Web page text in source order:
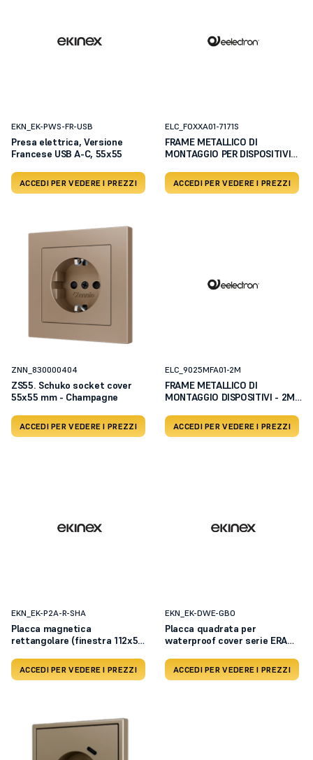
EKN_EK-PWS-FR-USB
Presa elettrica, Versione
Francese USB A-C, 55x55
ACCEDI PER VEDERE I PREZZI
ELC_FOXXA01-7171S
FRAME METALLICO DI
MONTAGGIO PER DISPOSITIVI
ACCEDI PER VEDERE I PREZZI
ZNN_830000404
ZS55. Schuko socket cover
55x55 mm - Champagne
ACCEDI PER VEDERE I PREZZI
ELC_9025MFA01-2M
FRAME METALLICO DI
MONTAGGIO DISPOSITIVI - 2M -
ACCEDI PER VEDERE I PREZZI
EKN_EK-P2A-R-SHA
Placca magnetica
rettangolare (finestra 112x52
ACCEDI PER VEDERE I PREZZI
EKN_EK-DWE-GBO
Placca quadrata per
waterproof cover serie ERA
ACCEDI PER VEDERE I PREZZI